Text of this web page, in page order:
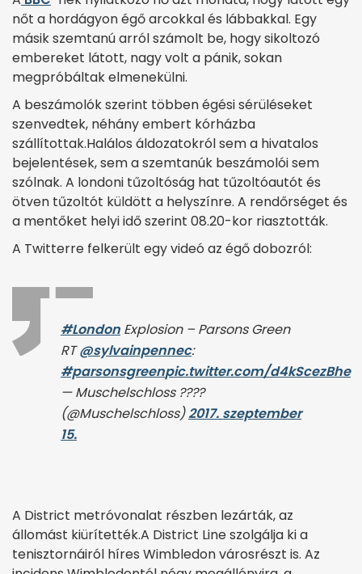
nőt a hordágyon égő arcokkal és lábbakkal. Egy
másik szemtanú arról számolt be, hogy sikoltozó
embereket látott, nagy volt a pánik, sokan
megpróbáltak elmenekülni.
A beszámolók szerint többen égési sérüléseket
szenvedtek, néhány embert kórházba
szállítottak.Halálos áldozatokról sem a hivatalos
bejelentések, sem a szemtanúk beszámolói sem
szólnak. A londoni tűzoltóság hat tűzoltóautót és
ötven tűzoltót küldött a helyszínre. A rendőrséget és
a mentőket helyi idő szerint 08.20-kor riasztották.
A Twitterre felkerült egy videó az égő dobozról:
#London Explosion – Parsons Green
RT@sylvainpennec:
#parsonsgreenpic.twitter.com/d4kScezBhe
— Muschelschloss ????
(@Muschelschloss)2017. szeptember
15.
A District metróvonalat részben lezárták, az
állomást kiürítették.A District Line szolgálja ki a
tenisztornáiról híres Wimbledon városrészt is. Az